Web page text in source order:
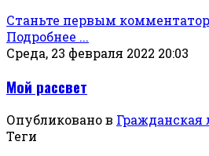
Станьте первым
Подробнее ...
Среда, 23 февраля 2022 20:03
Мой рассвет
Опубликовано в Гражданская
Теги